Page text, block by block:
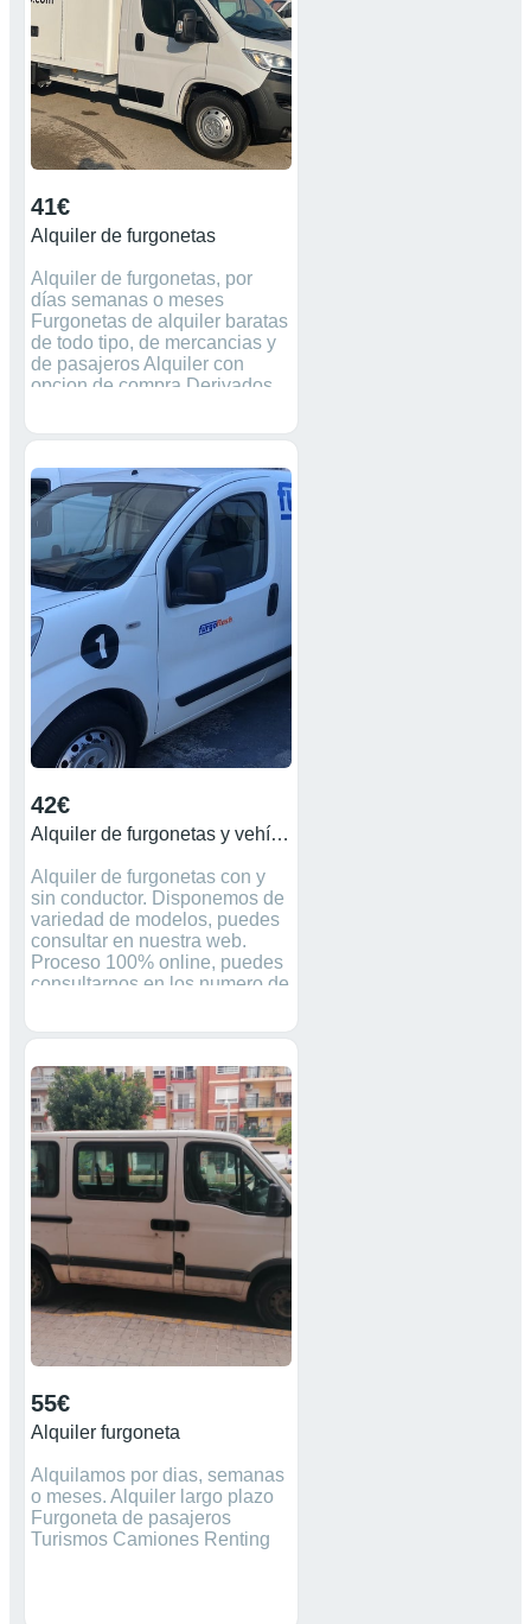
41€
Alquiler de furgonetas
Alquiler de furgonetas, por
días semanas o meses
Furgonetas de alquiler baratas
de todo tipo, de mercancias y
de pasajeros Alquiler con
opcion de compra Derivados
plazas, de viajeros, camion
nuevos. Renting de vehiculos
de todo tipo Solicita
presupuesto sin compromiso.
Desde 21€/dia. Precio para 30
días. Consultar precios para
menos días. Consulta
condiciones sin compromiso
vehiculos a todo riesgo
656988294 937190232
42€
Alquiler de furgonetas y vehículos industriales
Alquiler de furgonetas con y
sin conductor. Disponemos de
variedad de modelos, puedes
consultar en nuestra web.
Proceso 100% online, puedes
consultarnos en los numero de
83 32, o escribirnos en el
estaríamos alegre en ayudarte.
Ofrecemos descuentos y nos
adaptamos a tu presupuesto
55€
Alquiler furgoneta
Alquilamos por dias, semanas
o meses. Alquiler largo plazo
Furgoneta de pasajeros
Turismos Camiones Renting